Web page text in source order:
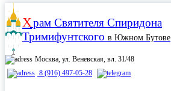
Храм Святителя Спиридона
Тримифунтского в Южном Бутове
Москва, ул. Веневская, вл. 31/48
8 (916) 497-05-28